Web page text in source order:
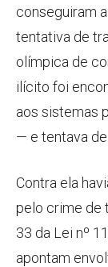
conseguiram
tentativa de
olímpica de
ilícito foi
aos sistemas
— e tentava
Contra ela
pelo crime de
33 da Lei nº
apontam